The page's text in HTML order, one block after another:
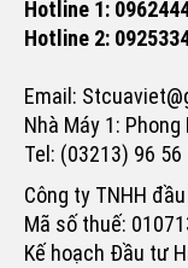
Hotline 1:
Hotline 2:
Email:
Nhà Máy 1: Phong
Tel: (03213) 96
Công ty TNHH
Mã số thuế:
Kế hoạch Đầu tư